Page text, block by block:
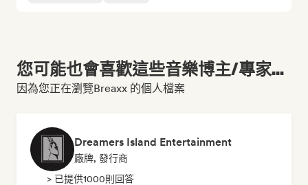
您可能也會喜歡這些音樂博主/專家...
因為您正在瀏覽Breaxx 的個人檔案
Dreamers Island Entertainment
廠牌, 發行商
> 已提供1000則回答